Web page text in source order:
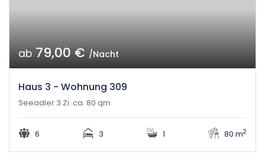
ab79,00 €/Nacht
Haus 3 - Wohnung 309
Seeadler 3 Zi. ca. 80 qm
6 3 1 80 m2